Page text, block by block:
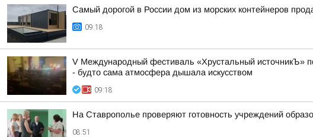
Самый дорогой в России дом из морских контейнеров
09:18
V Международный фестиваль «Хрустальный источникЪ»
- будто сама атмосфера дышала искусством
09:18
На Ставрополье проверяют готовность учреждений
08:51